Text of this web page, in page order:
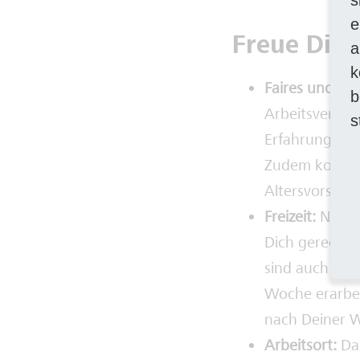
Freue
Faires und
Zudem
Freizeit:
Dich
sind auch
Woche
nach Deiner
Arbeitsort: